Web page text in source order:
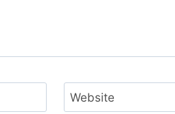
Website